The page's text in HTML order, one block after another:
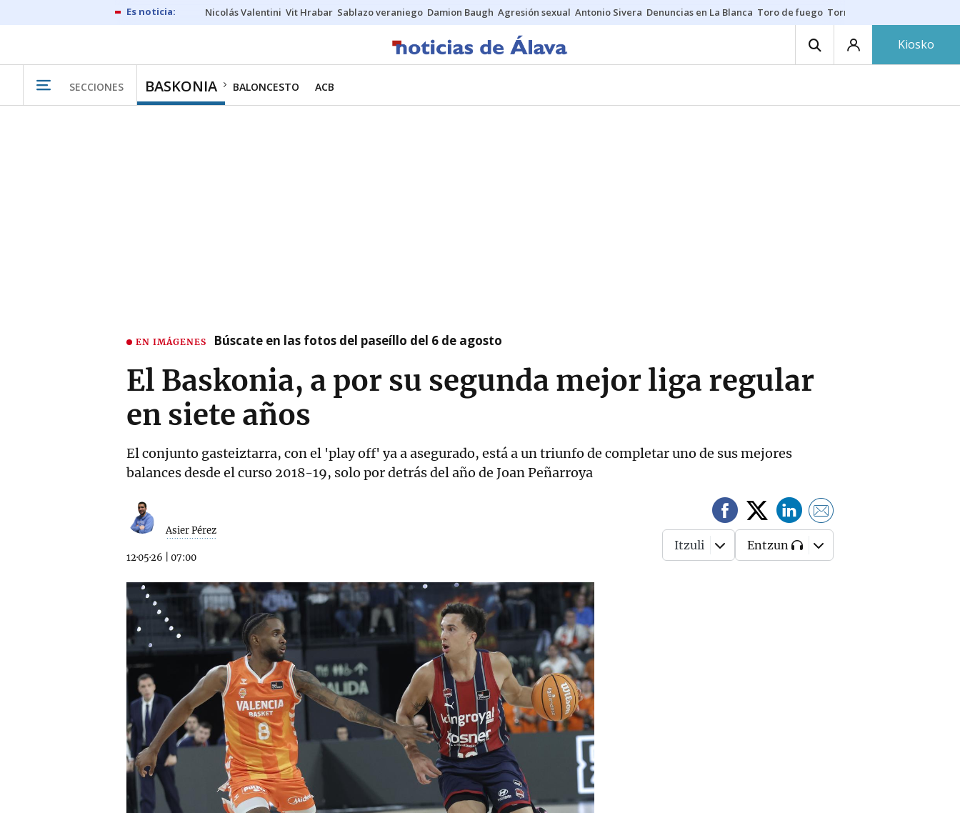
Nicolás Valentini Vit Hrabar Sablazo veraniego Damion Baugh Agresión sexual Antonio Sivera Denuncias en La Blanca Toro de fuego Tornike Shengelia
Kiosko
SECCIONES BASKONIA BALONCESTO ACB
EN IMÁGENES Búscate en las fotos del paseíllo del 6 de agosto
El Baskonia, a por su segunda mejor liga regular
en siete años
El conjunto gasteiztarra, con el 'play off' ya a asegurado, está a un triunfo de completar uno de sus mejores
balances desde el curso 2018-19, solo por detrás del año de Joan Peñarroya
Asier Pérez
12·05·26 07:00
Itzuli Entzun